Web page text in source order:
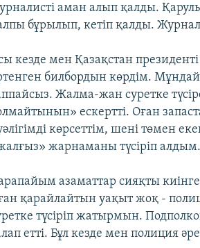
аман алып қалды.
бұрылып, кетіп қалды.
кезде мен Қазақстан
билбордын көрдім.
Жалма-жан суретке
ескертті. Оған
көрсеттім, шені төмен
жарнаманы түсіріп алдым.
азаматтар сияқты
қарайлайтын уақыт жоқ -
түсіріп жатырмын.
етті. Бұл кезде мен полиция